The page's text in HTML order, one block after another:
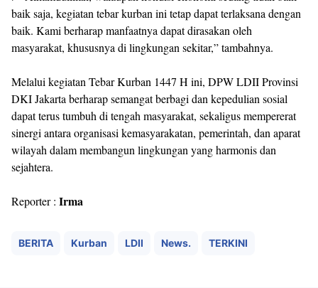
baik saja, kegiatan tebar kurban ini tetap dapat terlaksana dengan
baik. Kami berharap manfaatnya dapat dirasakan oleh
masyarakat, khususnya di lingkungan sekitar,” tambahnya.
Melalui kegiatan Tebar Kurban 1447 H ini, DPW LDII Provinsi
DKI Jakarta berharap semangat berbagi dan kepedulian sosial
dapat terus tumbuh di tengah masyarakat, sekaligus mempererat
sinergi antara organisasi kemasyarakatan, pemerintah, dan aparat
wilayah dalam membangun lingkungan yang harmonis dan
sejahtera.
Reporter : Irma
BERITA Kurban LDII News. TERKINI